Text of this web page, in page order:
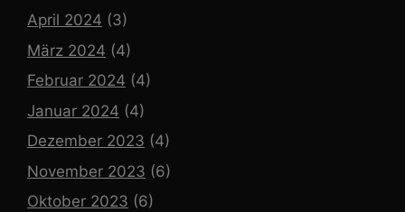
April 2024 (3)
März 2024 (4)
Februar 2024 (4)
Januar 2024 (4)
Dezember 2023 (4)
November 2023 (6)
Oktober 2023 (6)